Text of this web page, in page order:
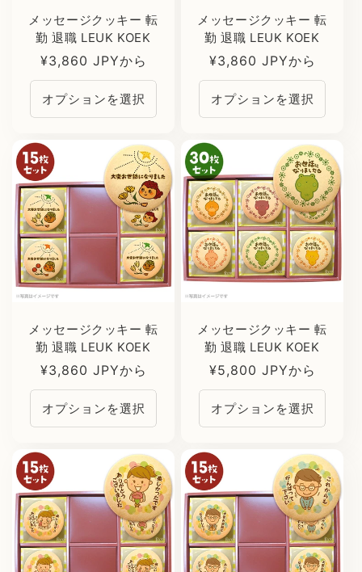
メッセージクッキー 転
勤 退職 LEUK KOEK
通
常
価
格
¥3,860 JPYから
オプションを選択
メッセージクッキー 転
勤 退職 LEUK KOEK
通
常
価
格
¥3,860 JPYから
オプションを選択
メッセージクッキー 転
勤 退職 LEUK KOEK
通
常
価
格
¥3,860 JPYから
オプションを選択
メッセージクッキー 転
勤 退職 LEUK KOEK
通
常
価
格
¥5,800 JPYから
オプションを選択